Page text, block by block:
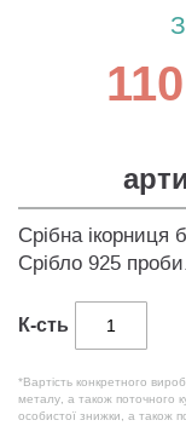
Срібна ікорниця
Срібло 925
К-сть
*Вартість конкретного
металу, а також поточного
особистої знижки, а також